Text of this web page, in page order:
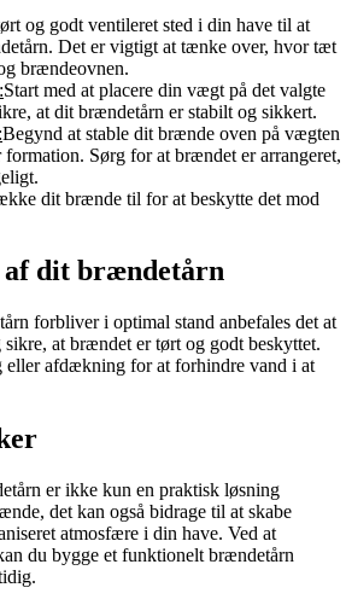
og godt ventileret sted i din have til at
Det er vigtigt at tænke over, hvor tæt
brændeovnen.
Start med at placere din vægt på det valgte
at dit brændetårn er stabilt og sikkert.
Begynd at stable dit brænde oven på vægten
Sørg for at brændet er arrangeret,
dit brænde til for at beskytte det mod
af dit brændetårn
forbliver i optimal stand anbefales det at
at brændet er tørt og godt beskyttet.
eller afdækning for at forhindre vand i at
er ikke kun en praktisk løsning
det kan også bidrage til at skabe
atmosfære i din have. Ved at
du bygge et funktionelt brændetårn